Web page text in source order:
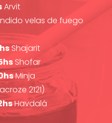
Arvit
velas de fuego
Shajarit
Shofar
Minja
2121)
Havdalá